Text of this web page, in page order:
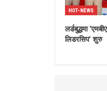
HOT-NEWS
लर्डबुद्धमा
लिडरसिप’ शुरु